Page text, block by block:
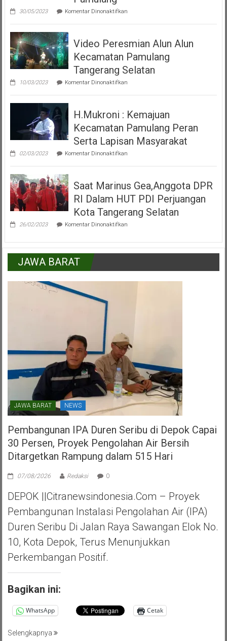
30/05/2023 Komentar Dinonaktifkanpada
Moyo
Maena
Acara
Misa
Inkulturasi
IKKSU
Pamulang
Video Peresmian Alun Alun
Kecamatan Pamulang
Tangerang Selatan
10/03/2023 Komentar Dinonaktifkanpada
Peresmian
Alun
Kecamatan
Pamulang
Tangerang
Selatan
H.Mukroni : Kemajuan
Kecamatan Pamulang Peran
Serta Lapisan Masyarakat
02/03/2023 Komentar Dinonaktifkanpada
:
Kecamatan
Pamulang
Peran
Lapisan
Masyarakat
Saat Marinus Gea,Anggota DPR
RI Dalam HUT PDI Perjuangan
Kota Tangerang Selatan
26/02/2023 Komentar Dinonaktifkanpada
Gea,Anggota
DPR
Dalam
JAWA BARAT
JAWA BARAT NEWS
Pembangunan IPA Duren Seribu di Depok Capai
30 Persen, Proyek Pengolahan Air Bersih
Ditargetkan Rampung dalam 515 Hari
07/08/2026 Redaksi 0
DEPOK ||Citranewsindonesia.com – Proyek
Pembangunan Instalasi Pengolahan Air (IPA)
Duren Seribu Di Jalan Raya Sawangan Elok No.
10, Kota Depok, Terus Menunjukkan
Perkembangan Positif.
Bagikan ini:
WhatsApp Cetak
Selengkapnya